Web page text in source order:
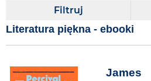
Filtruj
Literatura piękna - ebooki
James